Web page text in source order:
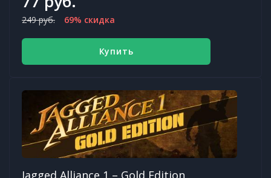
249 руб. 69% скидка
Купить
Jagged Alliance 1 – Gold Edition